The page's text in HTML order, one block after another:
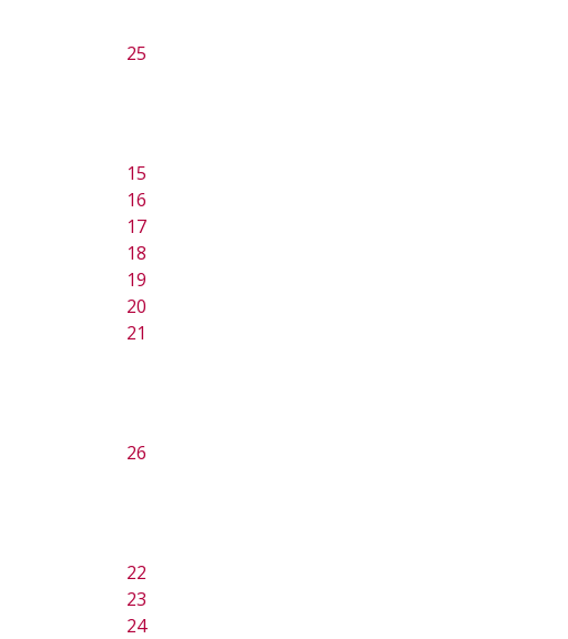
25
15
16
17
18
19
20
21
26
22
23
24